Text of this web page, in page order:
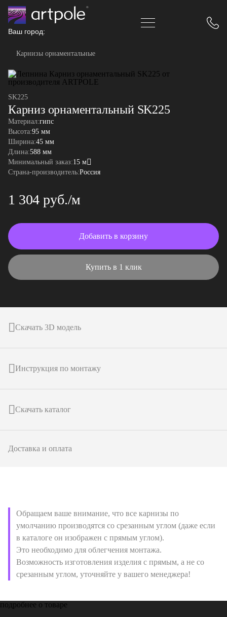
Ваш город:
Карнизы орнаментальные
SK225
Карниз орнаментальный SK225
Материал:гипс
Высота:95 мм
Ширина:45 мм
Длина:588 мм
Минимальный заказ:15 м
Страна-производитель:Россия
1 304 руб./м
Добавить в корзину
Купить в 1 клик
Скачать 3D модель
Инструкция по монтажу
Скачать каталог
Доставка и оплата
Обращаем ваше внимание, что все карнизы по
умолчанию производятся со срезанным углом (даже если
в каталоге он изображен с прямым углом).
Это необходимо для облегчения монтажа.
Возможность изготовления изделия с прямым, а не со
срезанным углом, уточняйте у вашего менеджера!
подробнее о товаре